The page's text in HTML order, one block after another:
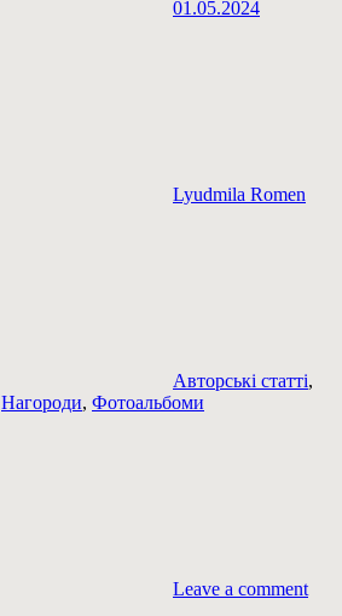
01.05.2024
Lyudmila Romen
Авторські статті,
Нагороди, Фотоальбоми
Leave a comment